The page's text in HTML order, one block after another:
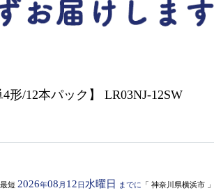
形/12本パック】 LR03NJ-12SW
短 2026年08 月 12日 水曜日 までに 「 神奈川県横浜市 」